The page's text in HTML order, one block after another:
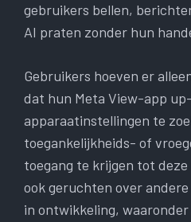
gebruikers bellen,
AI praten zonder hun
Gebruikers hoeven er
dat hun Meta View-app
apparaatinstellingen te
toegankelijkheids- of
toegang te krijgen tot
ook geruchten over
in ontwikkeling,